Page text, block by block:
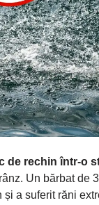
de rechin într-o
Un bărbat de
și a suferit răni